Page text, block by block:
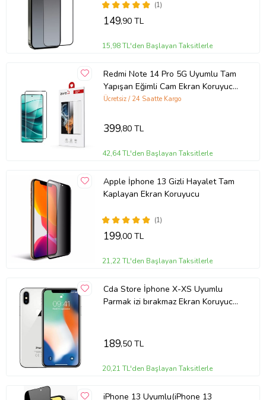
(1)
149,90 TL
15,98 TL'den Başlayan Taksitlerle
Redmi Note 14 Pro 5G Uyumlu Tam
Yapışan Eğimli Cam Ekran Koruyucu
(Siyah)
Ücretsiz / 24 Saatte Kargo
399,80 TL
42,64 TL'den Başlayan Taksitlerle
Apple İphone 13 Gizli Hayalet Tam
Kaplayan Ekran Koruyucu
(1)
199,00 TL
21,22 TL'den Başlayan Taksitlerle
Cda Store İphone X-XS Uyumlu
Parmak izi bırakmaz Ekran Koruyucu
189,50 TL
20,21 TL'den Başlayan Taksitlerle
iPhone 13 Uyumlu(iPhone 13